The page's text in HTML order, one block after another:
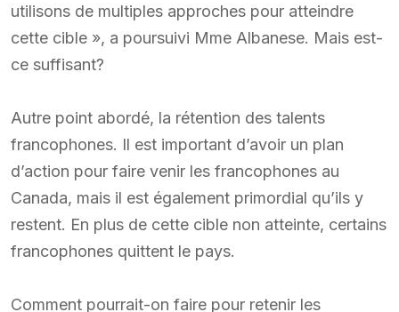
utilisons de multiples approches pour atteindre
cette cible », a poursuivi Mme Albanese. Mais est-
ce suffisant?
Autre point abordé, la rétention des talents
francophones. Il est important d’avoir un plan
d’action pour faire venir les francophones au
Canada, mais il est également primordial qu’ils y
restent. En plus de cette cible non atteinte, certains
francophones quittent le pays.
Comment pourrait-on faire pour retenir les